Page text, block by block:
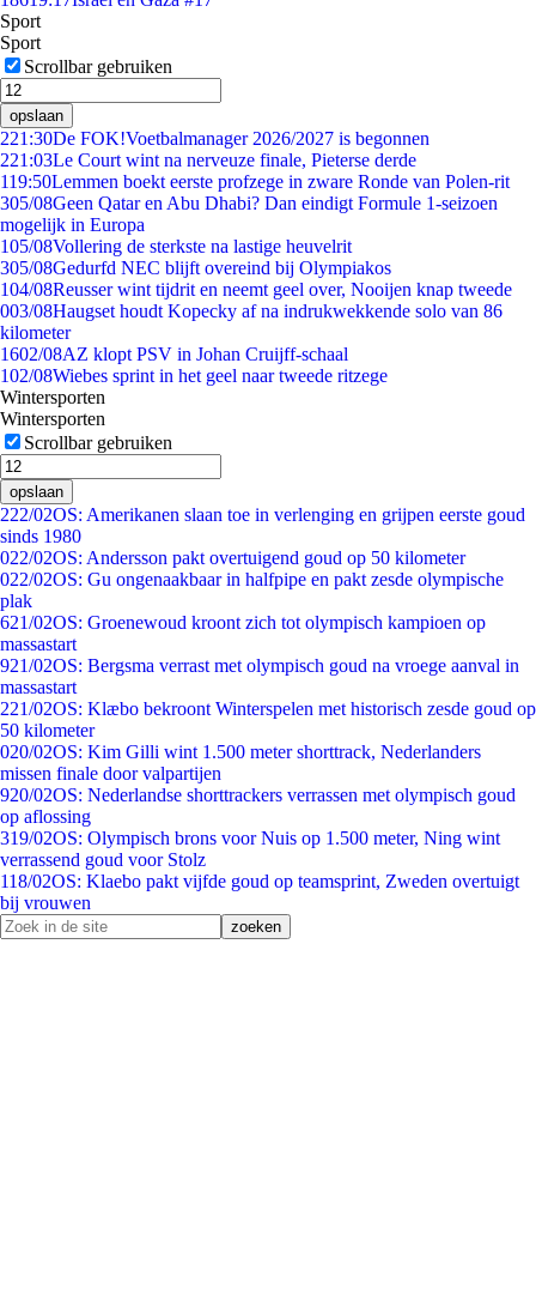
Sport
Sport
Scrollbar gebruiken
opslaan
221:30De FOK!Voetbalmanager 2026/2027 is begonnen
221:03Le Court wint na nerveuze finale, Pieterse derde
119:50Lemmen boekt eerste profzege in zware Ronde van Polen-rit
305/08Geen Qatar en Abu Dhabi? Dan eindigt Formule 1-seizoen
mogelijk in Europa
105/08Vollering de sterkste na lastige heuvelrit
305/08Gedurfd NEC blijft overeind bij Olympiakos
104/08Reusser wint tijdrit en neemt geel over, Nooijen knap tweede
003/08Haugset houdt Kopecky af na indrukwekkende solo van 86
kilometer
1602/08AZ klopt PSV in Johan Cruijff-schaal
102/08Wiebes sprint in het geel naar tweede ritzege
Wintersporten
Wintersporten
Scrollbar gebruiken
opslaan
222/02OS: Amerikanen slaan toe in verlenging en grijpen eerste goud
sinds 1980
022/02OS: Andersson pakt overtuigend goud op 50 kilometer
022/02OS: Gu ongenaakbaar in halfpipe en pakt zesde olympische
plak
621/02OS: Groenewoud kroont zich tot olympisch kampioen op
massastart
921/02OS: Bergsma verrast met olympisch goud na vroege aanval in
massastart
221/02OS: Klæbo bekroont Winterspelen met historisch zesde goud op
50 kilometer
020/02OS: Kim Gilli wint 1.500 meter shorttrack, Nederlanders
missen finale door valpartijen
920/02OS: Nederlandse shorttrackers verrassen met olympisch goud
op aflossing
319/02OS: Olympisch brons voor Nuis op 1.500 meter, Ning wint
verrassend goud voor Stolz
118/02OS: Klaebo pakt vijfde goud op teamsprint, Zweden overtuigt
bij vrouwen